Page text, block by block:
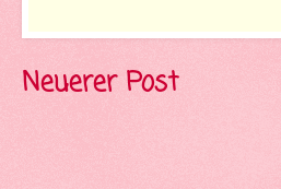
Neuerer Post